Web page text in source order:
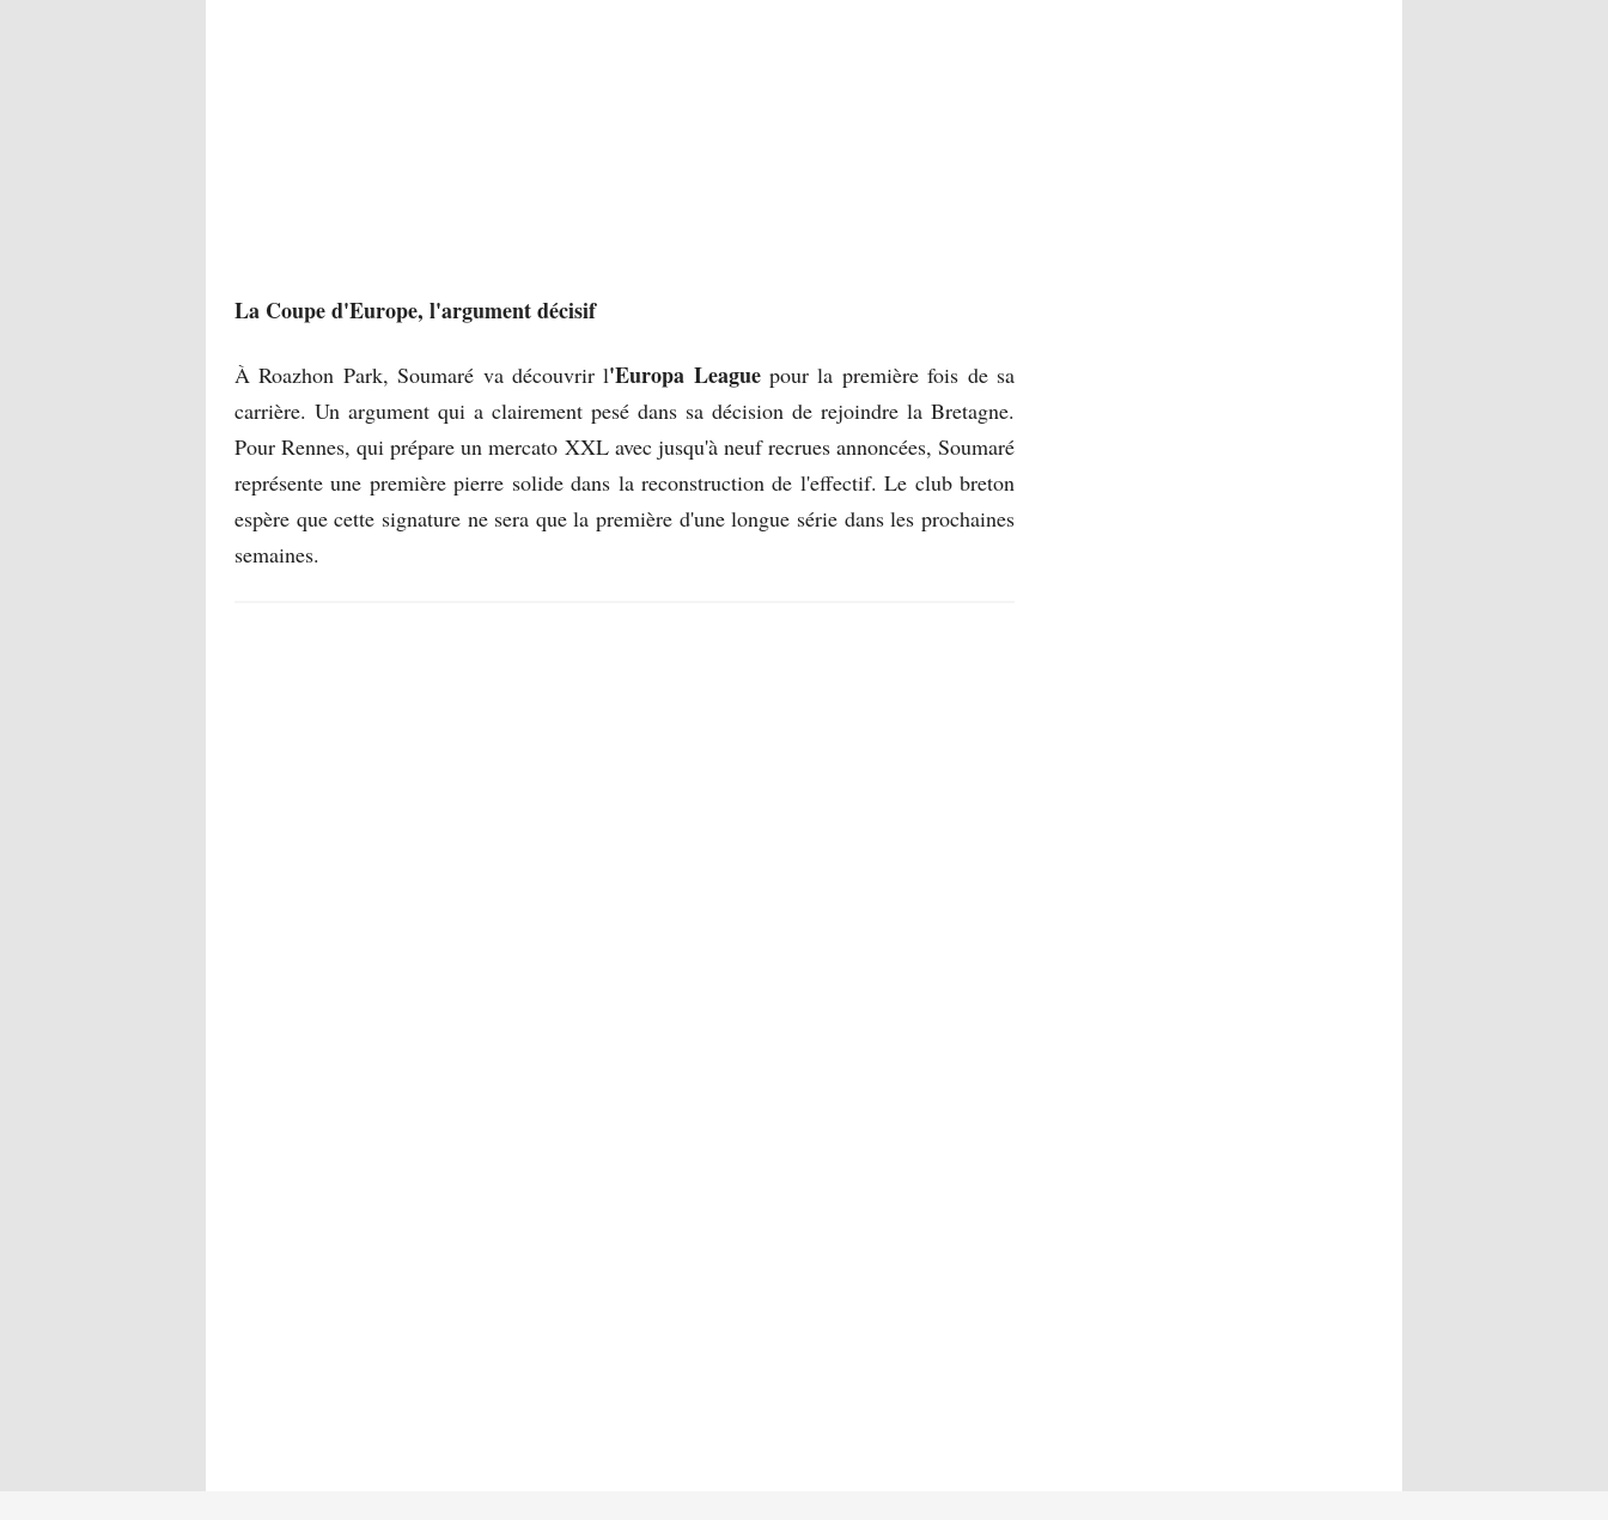
La Coupe d'Europe, l'argument décisif
À Roazhon Park, Soumaré va découvrir l'Europa Leaguepour la première fois de sa
carrière. Un argument qui a clairement pesé dans sa décision de rejoindre la Bretagne.
Pour Rennes, qui prépare un mercato XXL avec jusqu'à neuf recrues annoncées, Soumaré
représente une première pierre solide dans la reconstruction de l'effectif. Le club breton
espère que cette signature ne sera que la première d'une longue série dans les prochaines
semaines.